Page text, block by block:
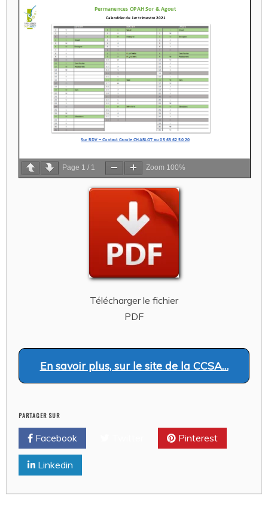
Page 1 / 1 Zoom 100%
Télécharger le fichier
PDF
En savoir plus, sur le site de la CCSA…
PARTAGER SUR
Facebook Pinterest
Linkedin